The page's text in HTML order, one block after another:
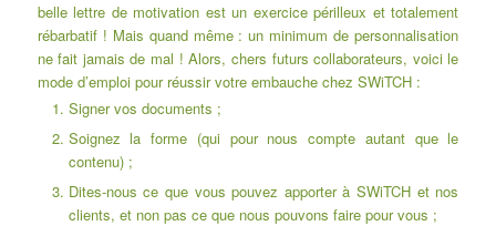
belle lettre de motivation est un exercice périlleux et totalement
rébarbatif ! Mais quand même : un minimum de personnalisation
ne fait jamais de mal ! Alors, chers futurs collaborateurs, voici le
mode d’emploi pour réussir votre embauche chez SWiTCH :
Signer vos documents ;
Soignez la forme (qui pour nous compte autant que le
contenu) ;
Dites-nous ce que vous pouvez apporter à SWiTCH et nos
clients, et non pas ce que nous pouvons faire pour vous ;